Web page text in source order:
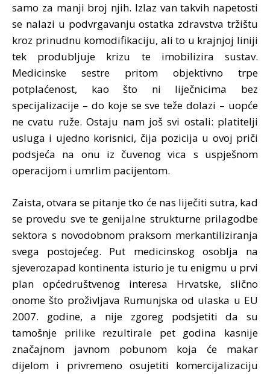
samo za manji broj njih. Izlaz van takvih napetosti
se nalazi u podvrgavanju ostatka zdravstva tržištu
kroz prinudnu komodifikaciju, ali to u krajnjoj liniji
tek produbljuje krizu te imobilizira sustav.
Medicinske sestre pritom objektivno trpe
potplaćenost, kao što ni liječnicima bez
specijalizacije – do koje se sve teže dolazi – uopće
ne cvatu ruže. Ostaju nam još svi ostali: platitelji
usluga i ujedno korisnici, čija pozicija u ovoj priči
podsjeća na onu iz čuvenog vica s uspješnom
operacijom i umrlim pacijentom.
Zaista, otvara se pitanje tko će nas liječiti sutra, kad
se provedu sve te genijalne strukturne prilagodbe
sektora s novodobnom praksom merkantiliziranja
svega postojećeg. Put medicinskog osoblja na
sjeverozapad kontinenta isturio je tu enigmu u prvi
plan općedruštvenog interesa Hrvatske, slično
onome što proživljava Rumunjska od ulaska u EU
2007. godine, a nije zgoreg podsjetiti da su
tamošnje prilike rezultirale pet godina kasnije
značajnom javnom pobunom koja će makar
dijelom i privremeno osujetiti komercijalizaciju